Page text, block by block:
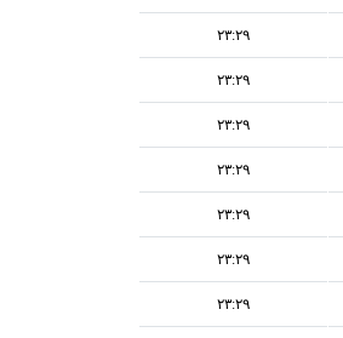
۲۳:۲۹
۲۳:۲۹
۲۳:۲۹
۲۳:۲۹
۲۳:۲۹
۲۳:۲۹
۲۳:۲۹